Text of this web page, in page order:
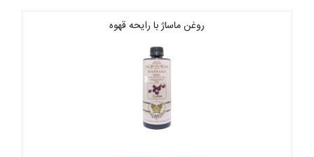
روغن ماساژ با رایحه قهوه